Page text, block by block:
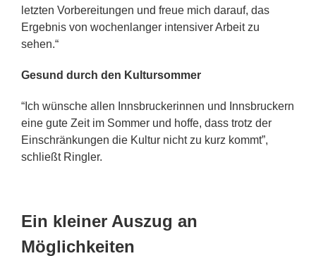
letzten Vorbereitungen und freue mich darauf, das
Ergebnis von wochenlanger intensiver Arbeit zu
sehen.“
Gesund durch den Kultursommer
“Ich wünsche allen Innsbruckerinnen und Innsbruckern
eine gute Zeit im Sommer und hoffe, dass trotz der
Einschränkungen die Kultur nicht zu kurz kommt”,
schließt Ringler.
Ein kleiner Auszug an
Möglichkeiten